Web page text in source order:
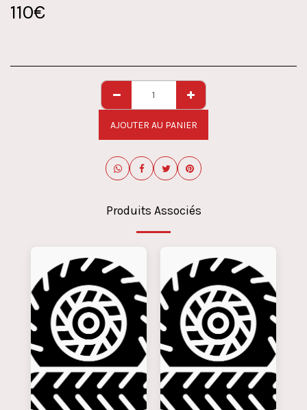
110€
AJOUTER AU PANIER
Produits Associés